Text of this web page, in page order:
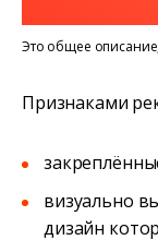
Это общее
Признаками
визуально
дизайн